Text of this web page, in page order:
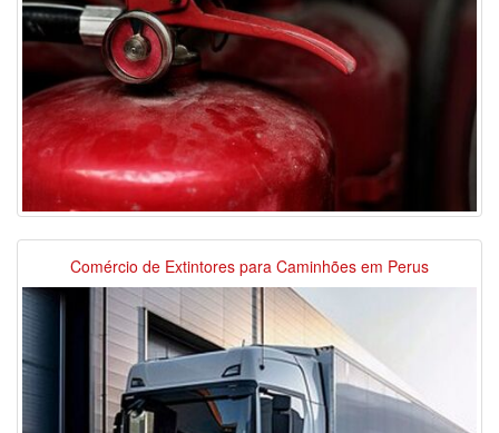
Comércio de Extintores para Caminhões em Perus